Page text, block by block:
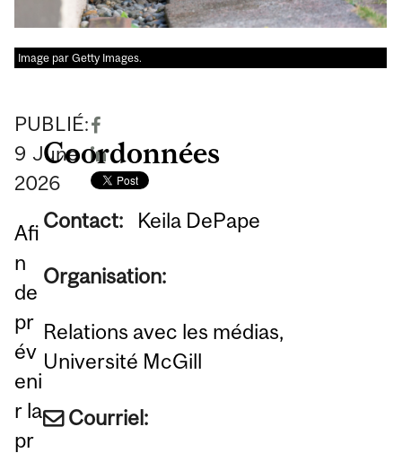
Image par Getty Images.
PUBLIÉ:
9 June
2026
Afi
n
de
pr
év
eni
r la
pr
Coordonnées
Contact: Keila DePape
Organisation:
Relations avec les médias,
Université McGill
Courriel: